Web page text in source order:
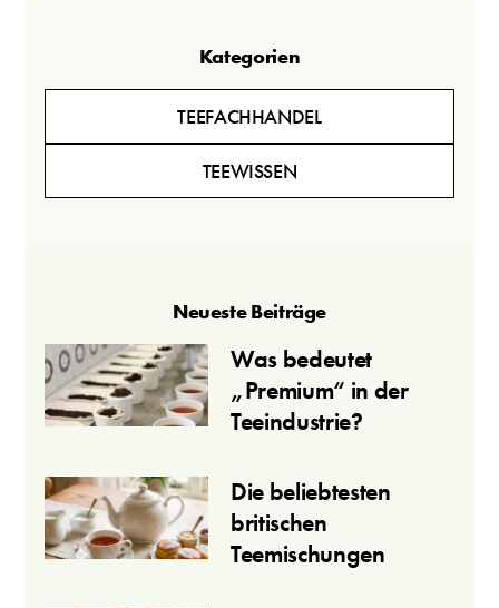
Kategorien
TEEFACHHANDEL
TEEWISSEN
Neueste Beiträge
Was bedeutet
„Premium“ in der
Teeindustrie?
Die beliebtesten
britischen
Teemischungen